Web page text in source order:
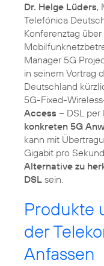
Dr. Helge Lüders,
Telefónica
Konferenztag
Manager 5G
in seinem Vortrag
Deutschland
5G-Fixed-
Access – DSL per
konkreten 5G
kann mit
Gigabit pro
Alternative zu
DSL sein.
Produkte
der
Anfassen